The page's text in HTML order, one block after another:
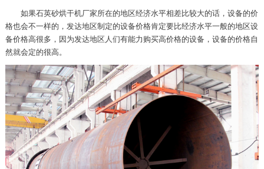
如果石英砂烘干机厂家所在的地区经济水平相差比较大的话，设备的价
格也会不一样的，发达地区制定的设备价格肯定要比经济水平一般的地区设
备价格高很多，因为发达地区人们有能力购买高价格的设备，设备的价格自
然就会定的很高。